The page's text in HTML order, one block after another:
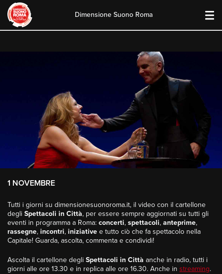
Dimensione Suono Roma
1 NOVEMBRE
Tutti i giorni su dimensionesuonoroma.it, il video con il cartellone
degli Spettacoli in Città, per essere sempre aggiornati su tutti gli
eventi in programma a Roma: concerti, spettacoli, anteprime,
rassegne, incontri, iniziative e tutto ciò che fa spettacolo nella
Capitale! Guarda, ascolta, commenta e condividi!
Ascolta il cartellone degli Spettacoli in Città anche in radio, tutti i
giorni alle ore 13.30 e in replica alle ore 16.30. Anche in streaming.